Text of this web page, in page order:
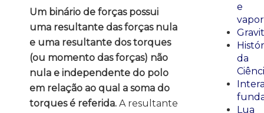
Um binário de forças possui
uma resultante das forças nula
e uma resultante dos torques
(ou momento das forças) não
nula e independente do polo
em relação ao qual a soma do
torques é referida. A resultante
e
vapor
da
Lua